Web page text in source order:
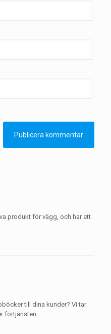
produkt för vägg, och har ett
till dina kunder? Vi tar
förtjänsten.